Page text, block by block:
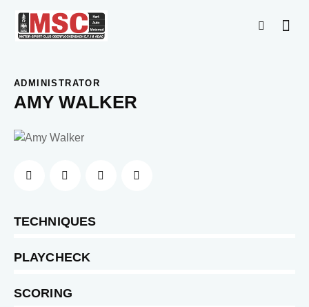
ADMINISTRATOR
AMY WALKER
TECHNIQUES
PLAYCHECK
SCORING